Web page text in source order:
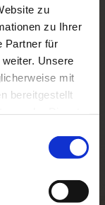
zu
zu Ihrer
Partner für
Unsere
mit
bereitgestellt
nutzen.
27a UStG: